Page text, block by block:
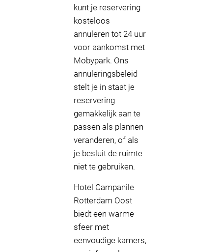
kunt je reservering
kosteloos
annuleren tot 24 uur
voor aankomst met
Mobypark. Ons
annuleringsbeleid
stelt je in staat je
reservering
gemakkelijk aan te
passen als plannen
veranderen, of als
je besluit de ruimte
niet te gebruiken.
Hotel Campanile
Rotterdam Oost
biedt een warme
sfeer met
eenvoudige kamers,